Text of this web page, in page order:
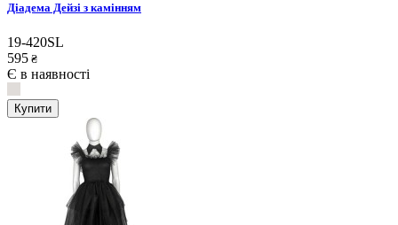
Діадема Дейзі з камінням
19-420SL
595 ₴
Є в наявності
Купити